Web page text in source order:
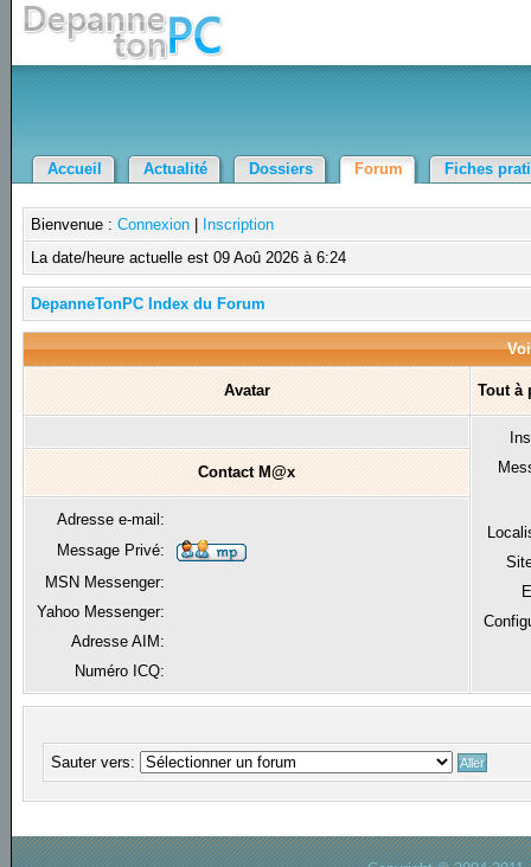
Accueil Actualité Dossiers Forum Fiches
Bienvenue :Connexion
Inscription
La date/heure actuelle est 09 Aoû 2026 à 6:24
DepanneTonPC Index du Forum
Avatar Tout à
Contact M@x
Adresse e-mail:
Message Privé:
MSN Messenger:
Yahoo Messenger:
Adresse AIM:
Numéro ICQ:
Sauter vers: